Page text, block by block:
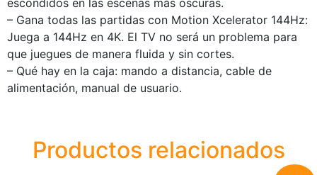
– Gana todas las partidas con Motion Xcelerator 144Hz:
Juega a 144Hz en 4K. El TV no será un problema para
que juegues de manera fluida y sin cortes.
– Qué hay en la caja: mando a distancia, cable de
alimentación, manual de usuario.
Productos relacionados